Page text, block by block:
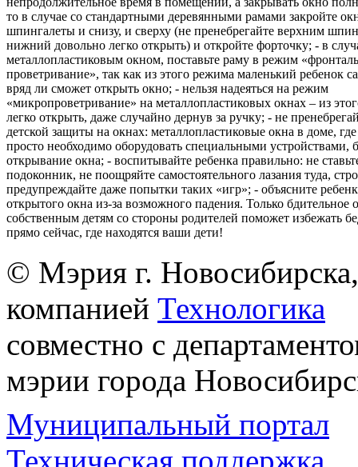
то в случае со стандартными деревянными рамами закройте
шпингалеты и снизу, и сверху (не пренебрегайте верхним
нижний довольно легко открыть) и откройте форточку; - в
металлопластиковым окном, поставьте раму в режим
проветривание», так как из этого режима маленький ребенок
вряд ли сможет открыть окно; - нельзя надеяться на режим
«микропроветривание» на металлопластиковых окнах – из
легко открыть, даже случайно дернув за ручку; - не
детской защиты на окнах: металлопластиковые окна в доме, где
просто необходимо оборудовать специальными
открывание окна; - воспитывайте ребенка правильно: не
подоконник, не поощряйте самостоятельного лазания туда,
предупреждайте даже попытки таких «игр»; - объясните
открытого окна из-за возможного падения. Только бдительное
собственным детям со стороны родителей поможет избежать
прямо сейчас, где находятся ваши дети!
© Мэрия г.
компанией Технологика
совместно с
мэрии города
Муниципальный портал